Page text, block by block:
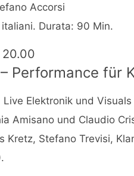
Accorsi
Durata: 90 Min.
20.00
Performance für
Elektronik und Visuals
Amisano und Claudio
Kretz, Stefano Trevisi,